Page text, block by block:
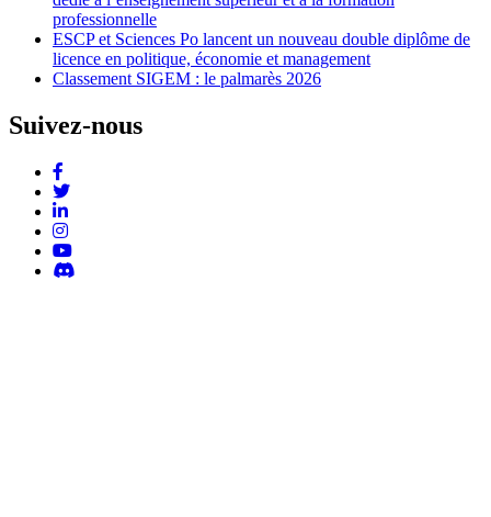
professionnelle
ESCP et Sciences Po lancent un nouveau double diplôme de
licence en politique, économie et management
Classement SIGEM : le palmarès 2026
Suivez-nous